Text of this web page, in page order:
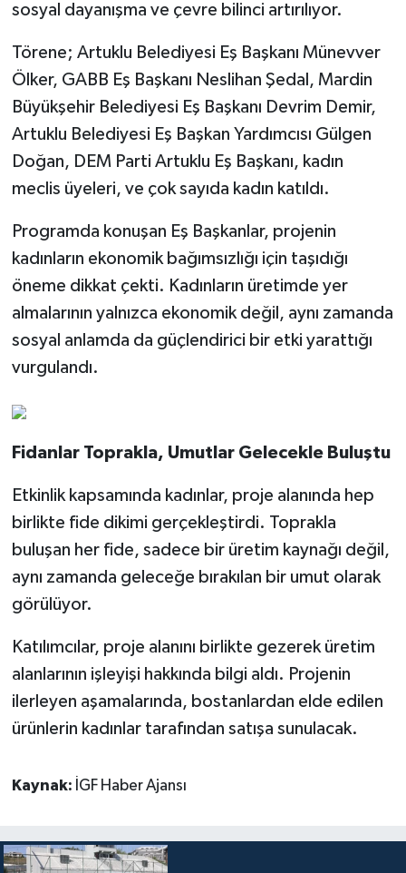
sosyal dayanışma ve çevre bilinci artırılıyor.
Törene; Artuklu Belediyesi Eş Başkanı Münevver
Ölker, GABB Eş Başkanı Neslihan Şedal, Mardin
Büyükşehir Belediyesi Eş Başkanı Devrim Demir,
Artuklu Belediyesi Eş Başkan Yardımcısı Gülgen
Doğan, DEM Parti Artuklu Eş Başkanı, kadın
meclis üyeleri, ve çok sayıda kadın katıldı.
Programda konuşan Eş Başkanlar, projenin
kadınların ekonomik bağımsızlığı için taşıdığı
öneme dikkat çekti. Kadınların üretimde yer
almalarının yalnızca ekonomik değil, aynı zamanda
sosyal anlamda da güçlendirici bir etki yarattığı
vurgulandı.
Fidanlar Toprakla, Umutlar Gelecekle Buluştu
Etkinlik kapsamında kadınlar, proje alanında hep
birlikte fide dikimi gerçekleştirdi. Toprakla
buluşan her fide, sadece bir üretim kaynağı değil,
aynı zamanda geleceğe bırakılan bir umut olarak
görülüyor.
Katılımcılar, proje alanını birlikte gezerek üretim
alanlarının işleyişi hakkında bilgi aldı. Projenin
ilerleyen aşamalarında, bostanlardan elde edilen
ürünlerin kadınlar tarafından satışa sunulacak.
Kaynak: İGF Haber Ajansı